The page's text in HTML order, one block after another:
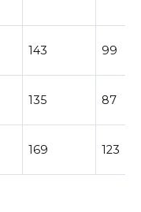
143 99
135 87
169 123